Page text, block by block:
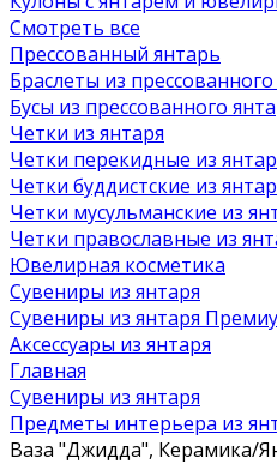
Смотреть все
Прессованный янтарь
Браслеты из
Бусы из прессованного
Четки из янтаря
Четки перекидные из
Четки буддистские из
Четки мусульманские из
Четки православные из
Ювелирная косметика
Сувениры из янтаря
Сувениры из янтаря
Аксессуары из янтаря
Главная
Сувениры из янтаря
Предметы интерьера из
Ваза "Джидда", Керамика/